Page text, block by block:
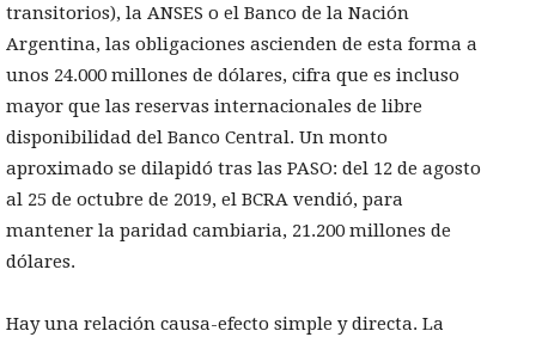
transitorios), la ANSES o el Banco de la Nación
Argentina, las obligaciones ascienden de esta forma a
unos 24.000 millones de dólares, cifra que es incluso
mayor que las reservas internacionales de libre
disponibilidad del Banco Central. Un monto
aproximado se dilapidó tras las PASO: del 12 de agosto
al 25 de octubre de 2019, el BCRA vendió, para
mantener la paridad cambiaria, 21.200 millones de
dólares.
Hay una relación causa-efecto simple y directa. La